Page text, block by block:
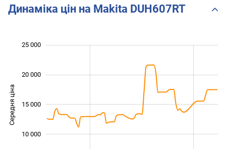
Динаміка цін на Makita DUH607RT
Середня ціна 10 000
10 000
15 000
20 000
25 000